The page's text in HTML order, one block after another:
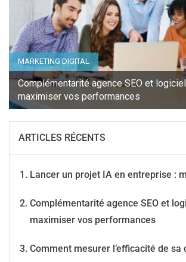
MARKETING DIGITAL
Complémentarité agence SEO et logiciel
maximiser vos performances
ARTICLES RÉCENTS
Lancer un projet IA en entreprise :
Complémentarité agence SEO et
maximiser vos performances
Comment mesurer l’efficacité de sa